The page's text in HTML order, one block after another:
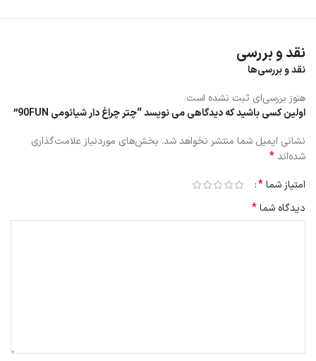
نقد و بررسی
نقد و بررسی‌ها
هنوز بررسی‌ای ثبت نشده است.
اولین کسی باشید که دیدگاهی می نویسد “چتر چراغ دار شیائومی 90FUN”
نشانی ایمیل شما منتشر نخواهد شد. بخش‌های موردنیاز علامت‌گذاری
شده‌اند*
امتیاز شما*
دیدگاه شما*